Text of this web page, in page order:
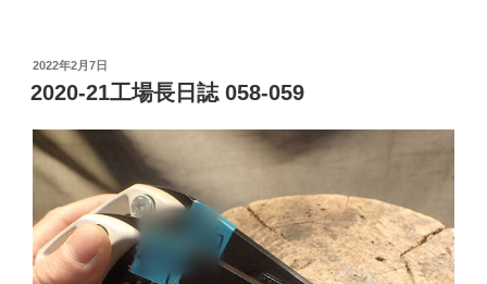
投
稿
日:
2022年2月7日
2020-21工場長日誌 058-059